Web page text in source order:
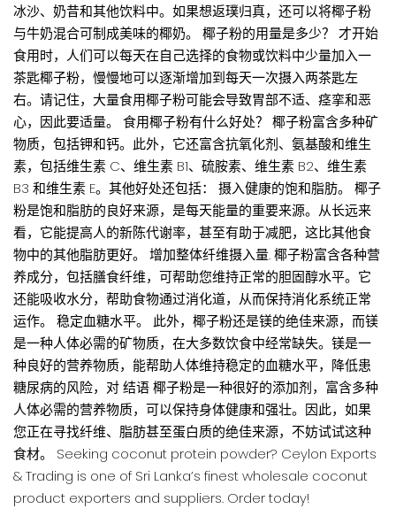
冰沙、奶昔和其他饮料中。如果想返璞归真，还可以将椰子粉
与牛奶混合可制成美味的椰奶。 椰子粉的用量是多少？ 才开始
食用时，人们可以每天在自己选择的食物或饮料中少量加入一
茶匙椰子粉，慢慢地可以逐渐增加到每天一次摄入两茶匙左
右。请记住，大量食用椰子粉可能会导致胃部不适、痉挛和恶
心，因此要适量。 食用椰子粉有什么好处？ 椰子粉富含多种矿
物质，包括钾和钙。此外，它还富含抗氧化剂、氨基酸和维生
素，包括维生素 C、维生素 B1、硫胺素、维生素 B2、维生素
B3 和维生素 E。其他好处还包括： 摄入健康的饱和脂肪。 椰子
粉是饱和脂肪的良好来源，是每天能量的重要来源。从长远来
看，它能提高人的新陈代谢率，甚至有助于减肥，这比其他食
物中的其他脂肪更好。 增加整体纤维摄入量. 椰子粉富含各种营
养成分，包括膳食纤维，可帮助您维持正常的胆固醇水平。它
还能吸收水分，帮助食物通过消化道，从而保持消化系统正常
运作。 稳定血糖水平。 此外，椰子粉还是镁的绝佳来源，而镁
是一种人体必需的矿物质，在大多数饮食中经常缺失。镁是一
种良好的营养物质，能帮助人体维持稳定的血糖水平，降低患
糖尿病的风险，对 结语 椰子粉是一种很好的添加剂，富含多种
人体必需的营养物质，可以保持身体健康和强壮。因此，如果
您正在寻找纤维、脂肪甚至蛋白质的绝佳来源，不妨试试这种
食材。 Seeking coconut protein powder? Ceylon Exports
& Trading is one of Sri Lanka’s finest wholesale coconut
product exporters and suppliers. Order today!